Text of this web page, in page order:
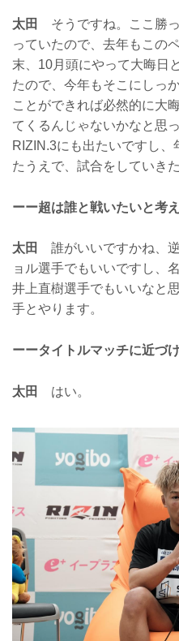
太田
そうですね。ここ勝
っていたので、去年もこの
末、10月頭にやって大晦日
たので、今年もそこにしっ
ことができれば必然的に大
てくるんじゃないかなと思
RIZIN.3にも出たいですし、
たうえで、試合をしていき
ーー超は誰と戦いたいと考
太田
誰がいいですかね、
ョル選手でもいいですし、
井上直樹選手でもいいなと
手とやります。
ーータイトルマッチに近づ
太田 はい。